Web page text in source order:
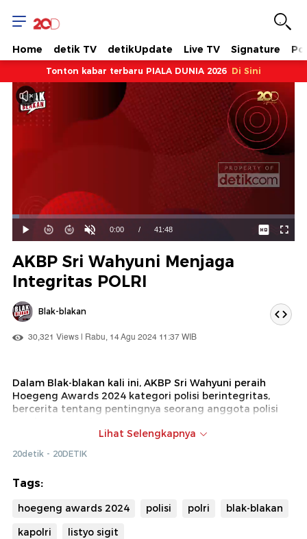
Home detik TV detikUpdate Live TV Signature
Tonton kabar terbaru PIALA DUNIA 2026 Di Sini
Mainkan
Suara
Hidup
Waktu
ini
0:00 / Durasi
41:48
Dimuat:
2.39%
AKBP Sri Wahyuni Menjaga
Integritas POLRI
Blak-blakan
30,321 Views | Rabu, 14 Agu 2024 11:37 WIB
Dalam Blak-blakan kali ini, AKBP Sri Wahyuni peraih
Hoegeng Awards 2024 kategori polisi berintegritas,
bercerita tentang pentingnya seorang anggota polisi
kunci menjaga integritasnya adalah dengan cara
serta selalu siap dan mengerjakan perintah pimpinan
program Blak-blakan
Lihat Selengkapnya
20detik - 20DETIK
Tags:
hoegeng awards 2024 polisi polri
blak-blakan
kapolri
listyo sigit